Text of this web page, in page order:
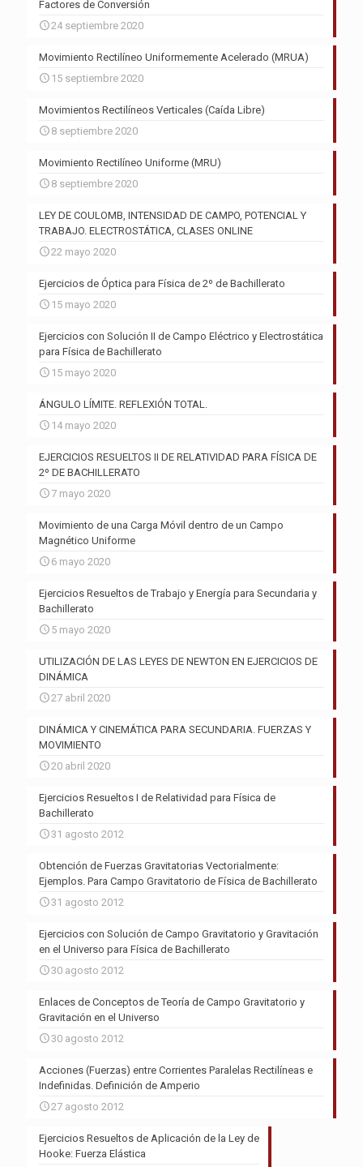
Factores de Conversión
24 septiembre 2020
Movimiento Rectilíneo Uniformemente Acelerado (MRUA)
15 septiembre 2020
Movimientos Rectilíneos Verticales (Caída Libre)
8 septiembre 2020
Movimiento Rectilíneo Uniforme (MRU)
8 septiembre 2020
LEY DE COULOMB, INTENSIDAD DE CAMPO, POTENCIAL Y
TRABAJO. ELECTROSTÁTICA, CLASES ONLINE
22 mayo 2020
Ejercicios de Óptica para Física de 2º de Bachillerato
15 mayo 2020
Ejercicios con Solución II de Campo Eléctrico y Electrostática
para Física de Bachillerato
15 mayo 2020
ÁNGULO LÍMITE. REFLEXIÓN TOTAL.
14 mayo 2020
EJERCICIOS RESUELTOS II DE RELATIVIDAD PARA FÍSICA DE
2º DE BACHILLERATO
7 mayo 2020
Movimiento de una Carga Móvil dentro de un Campo
Magnético Uniforme
6 mayo 2020
Ejercicios Resueltos de Trabajo y Energía para Secundaria y
Bachillerato
5 mayo 2020
UTILIZACIÓN DE LAS LEYES DE NEWTON EN EJERCICIOS DE
DINÁMICA
27 abril 2020
DINÁMICA Y CINEMÁTICA PARA SECUNDARIA. FUERZAS Y
MOVIMIENTO
20 abril 2020
Ejercicios Resueltos I de Relatividad para Física de
Bachillerato
31 agosto 2012
Obtención de Fuerzas Gravitatorias Vectorialmente:
Ejemplos. Para Campo Gravitatorio de Física de Bachillerato
31 agosto 2012
Ejercicios con Solución de Campo Gravitatorio y Gravitación
en el Universo para Física de Bachillerato
30 agosto 2012
Enlaces de Conceptos de Teoría de Campo Gravitatorio y
Gravitación en el Universo
30 agosto 2012
Acciones (Fuerzas) entre Corrientes Paralelas Rectilíneas e
Indefinidas. Definición de Amperio
27 agosto 2012
Ejercicios Resueltos de Aplicación de la Ley de
Hooke: Fuerza Elástica